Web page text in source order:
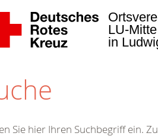
LU-
in
Sie hier Ihren Suchbegriff ein.